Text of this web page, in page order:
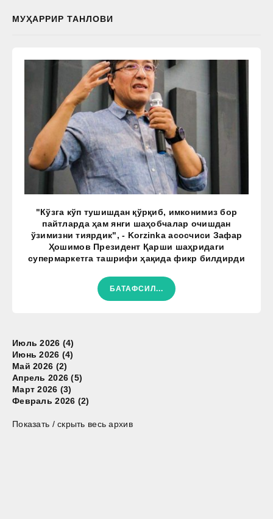
МУҲАРРИР ТАНЛОВИ
"Кўзга кўп тушишдан қўрқиб, имконимиз бор
пайтларда ҳам янги шаҳобчалар очишдан
ўзимизни тиярдик", - Korzinka асосчиси Зафар
Ҳошимов Президент Қарши шаҳридаги
супермаркетга ташрифи ҳақида фикр билдирди
БАТАФСИЛ...
Июль 2026 (4)
Июнь 2026 (4)
Май 2026 (2)
Апрель 2026 (5)
Март 2026 (3)
Февраль 2026 (2)
Показать / скрыть весь архив